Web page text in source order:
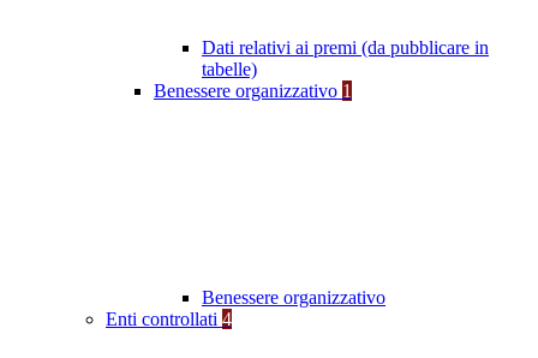
Dati relativi ai premi (da pubblicare in
tabelle)
Benessere organizzativo 1
Benessere organizzativo
Enti controllati 4